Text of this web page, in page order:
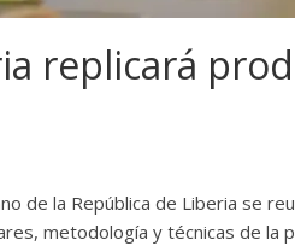
replicará
de la República de Liberia se
metodología y técnicas de la